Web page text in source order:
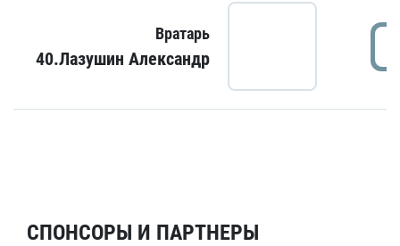
Вратарь
40.Лазушин Александр
СПОНСОРЫ И ПАРТНЕРЫ